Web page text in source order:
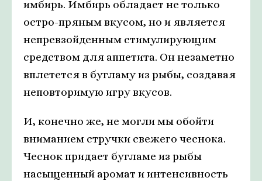
имбирь. Имбирь обладает не только
остро-пряным вкусом, но и является
непревзойденным стимулирующим
средством для аппетита. Он незаметно
вплетется в бугламу из рыбы, создавая
неповторимую игру вкусов.
И, конечно же, не могли мы обойти
вниманием стручки свежего чеснока.
Чеснок придает бугламе из рыбы
насыщенный аромат и интенсивность